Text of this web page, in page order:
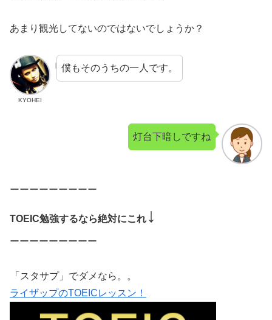
あまり観光してないのではないでしょうか？
KYOHEI
僕もそのうちの一人です。
灯台下暗しですね
ーーーーーーーーー
TOEIC勉強するなら絶対にこれ ↓
ーーーーーーーーー
「スタサプ」でダメなら。。
ライザップのTOEICレッスン！